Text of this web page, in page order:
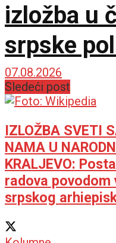
izložba u
srpske
07.08.2026
Sledeći post
IZLOŽBA SVETI
NAMA U
KRALJEVO:
radova
srpskog